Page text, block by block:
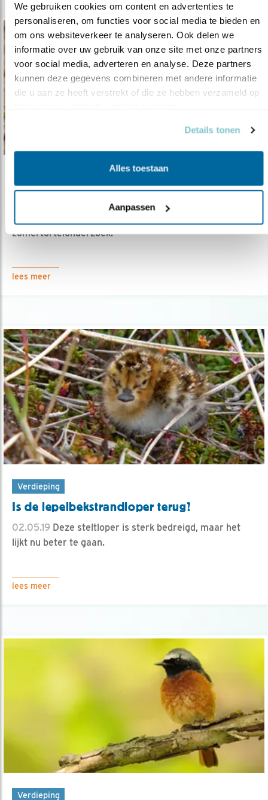
We gebruiken cookies om content en advertenties te
personaliseren, om functies voor social media te bieden en
om ons websiteverkeer te analyseren. Ook delen we
informatie over uw gebruik van onze site met onze partners
voor social media, adverteren en analyse. Deze partners
kunnen deze gegevens combineren met andere informatie
die u aan ze heeft verstrekt of die ze hebben verzameld op
Details tonen
Alles toestaan
Aanpassen
zomertortelonderzoek.
lees meer
Verdieping
Is de lepelbek­strandloper terug?
02.05.19 Deze steltloper is sterk bedreigd, maar het
lijkt nu beter te gaan.
lees meer
Verdieping